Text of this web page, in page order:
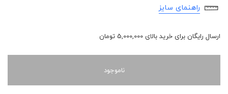
راهنمای سایز
ارسال رایگان برای خرید بالای 5,000,000 تومان
ناموجود